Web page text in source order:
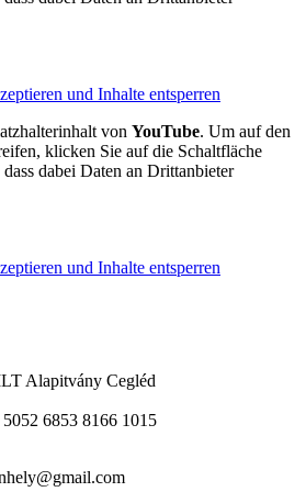
und Inhalte entsperren
von YouTube. Um auf den
klicken Sie auf die Schaltfläche
dabei Daten an Drittanbieter
und Inhalte entsperren
Alapitvány Cegléd
6853 8166 1015